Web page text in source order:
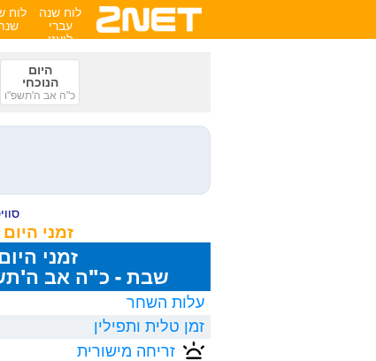
לוח שנה
עברי
לועזי
לוח
היום
הנוכחי
כ"ה אב ה'תשפ"ו
זמני
זמני
שבת - כ"ה אב ה'תשפ"ו, 08/
עלות השחר
זמן טלית ותפילין
זריחה מישורית